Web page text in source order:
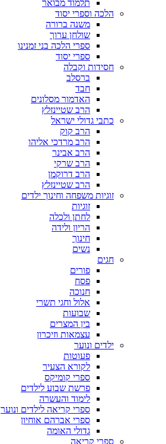
תלמוד מבואר
הלכה וספרי יסוד
משנה ברורה
שולחן ערוך
ספרי הלכה בני זמנינו
ספרי יסוד
חסידות וקבלה
ברסלב
חבד
האדמור מסלונים
הרב שטיינזלץ
כתבי גדולי ישראל
הרב קוק
הרב מרדכי אליהו
הרב אבינר
הרב שרקי
הרב דרוקמן
הרב שטיינזלץ
זוגיות משפחה וחינוך ילדים
זוגיות
לחתן ולכלה
הריון ולידה
חינוך
נשים
חגים
פורים
פסח
חנוכה
אלול וחגי תשרי
שבועות
בין המצרים
עצמאות וזיכרון
ילדים ונוער
פעוטות
לקורא הצעיר
ספרי קומיקס
פרשת שבוע לילדים
לימוד והעשרה
ספרי קריאה לילדים ונוער
ספרי אברהם אוחיון
גדולי האומה
ספרי קריאה